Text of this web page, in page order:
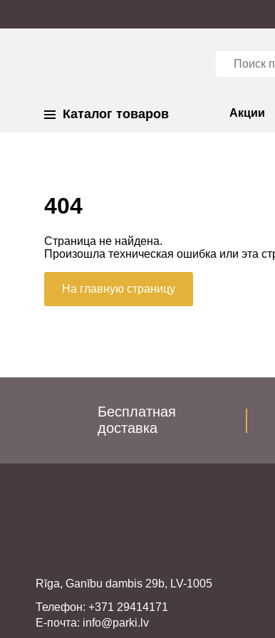
Каталог товаров Акции
404
Страница не найдена.
Произошла техническая ошибка или эта
На главную страницу
Бесплатная
доставка
Rīga, Ganību dambis 29b, LV-1005
Телефон: +371 29414171
E-почта: info@parki.lv